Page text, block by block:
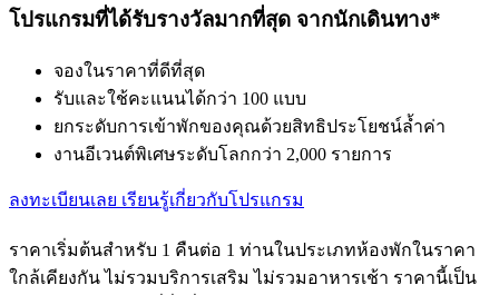
โปรแกรมที่ได้รับรางวัลมากที่สุด จากนักเดินทาง*
จองในราคาที่ดีที่สุด
รับและใช้คะแนนได้กว่า 100 แบบ
ยกระดับการเข้าพักของคุณด้วยสิทธิประโยชน์ล้ำค่า
งานอีเวนต์พิเศษระดับโลกกว่า 2,000 รายการ
ลงทะเบียนเลย เรียนรู้เกี่ยวกับโปรแกรม
ราคาเริ่มต้นสำหรับ 1 คืนต่อ 1 ท่านในประเภทห้องพักในราคา
ใกล้เคียงกัน ไม่รวมบริการเสริม ไม่รวมอาหารเช้า ราคานี้เป็น